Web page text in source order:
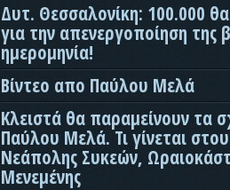
Δυτ. Θεσσαλονίκη: 100.000
για την απενεργοποίηση της
ημερομηνία!
Βίντεο απο Παύλου Μελά
Κλειστά θα παραμείνουν τα
Παύλου Μελά. Τι γίνεται
Νεάπολης Συκεών,
Μενεμένης